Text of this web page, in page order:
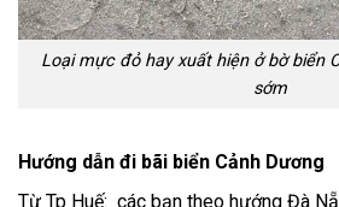
Loại mực đỏ hay xuất hiện ở bờ biển
sớm
Hướng dẫn đi bãi biển Cảnh Dương
Từ Tp Huế: các bạn theo hướng Đà